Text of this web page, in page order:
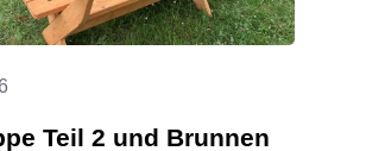
Teil 2 und Brunnen